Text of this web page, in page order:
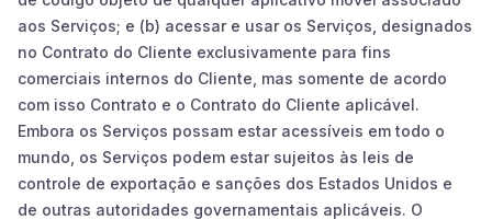
aos Serviços; e (b) acessar e usar os Serviços, designados
no Contrato do Cliente exclusivamente para fins
comerciais internos do Cliente, mas somente de acordo
com isso Contrato e o Contrato do Cliente aplicável.
Embora os Serviços possam estar acessíveis em todo o
mundo, os Serviços podem estar sujeitos às leis de
controle de exportação e sanções dos Estados Unidos e
de outras autoridades governamentais aplicáveis. O